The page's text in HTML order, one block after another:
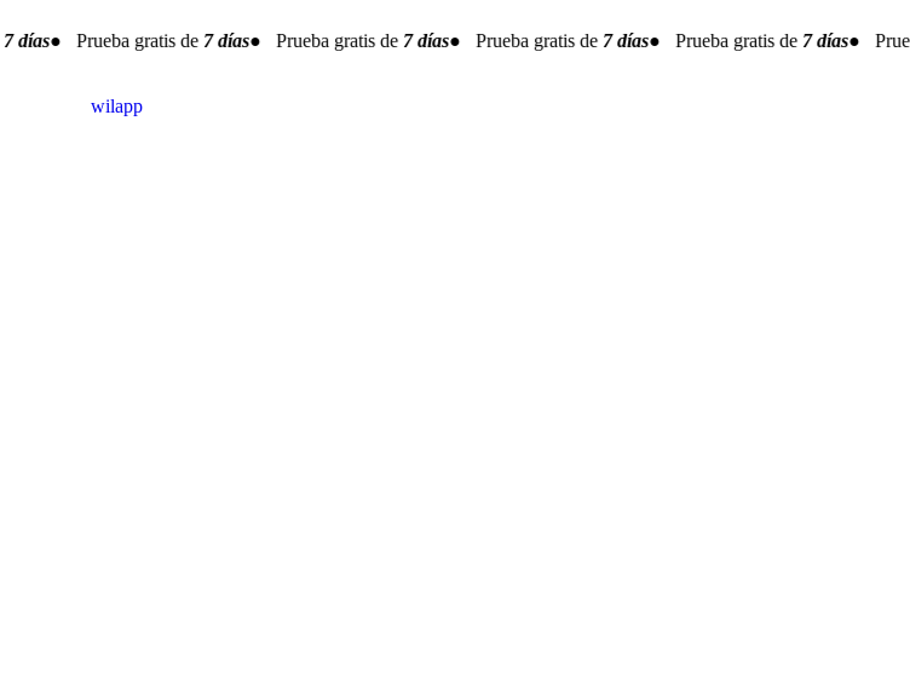
días● Prueba gratis de7 días● Prueba gratis de7 días● Prueba gratis de7 días● Prueba gratis de7 días●